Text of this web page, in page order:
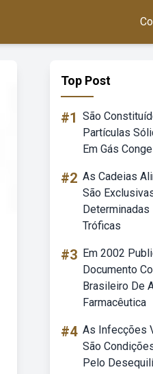
Top Post
#1 São
Partículas
Em Gás
#2 As Cadeias
São
Determinadas
Tróficas
#3 Em 2002
Documento
Brasileiro De
Farmacêutica
#4 As Infecções
São
Pelo